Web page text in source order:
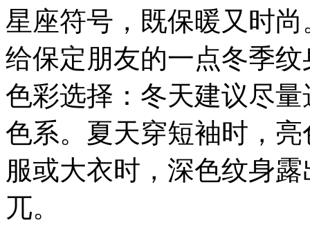
星座符号，既保暖又时尚
给保定朋友的一点冬季
色彩选择：冬天建议尽
色系。夏天穿短袖时，
服或大衣时，深色纹身
兀。